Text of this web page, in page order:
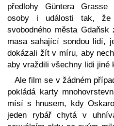
předlohy Güntera
osoby i události tak,
svobodného města
masa sahající sondou lidí,
dokázali žít v míru, aby
aby vraždili všechny lidi jiné
Ale film se v žádném
pokládá karty
mísí s hnusem, kdy
jeden rybář chytá v